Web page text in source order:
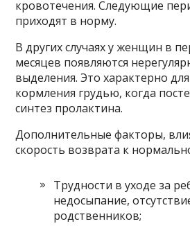
кровотечения. Следующие
приходят в норму.
В других случаях у женщин в
месяцев появляются
выделения. Это характерно
кормления грудью, когда
синтез пролактина.
Дополнительные факторы,
скорость возврата к
Трудности в уходе за
недосыпание,
родственников;